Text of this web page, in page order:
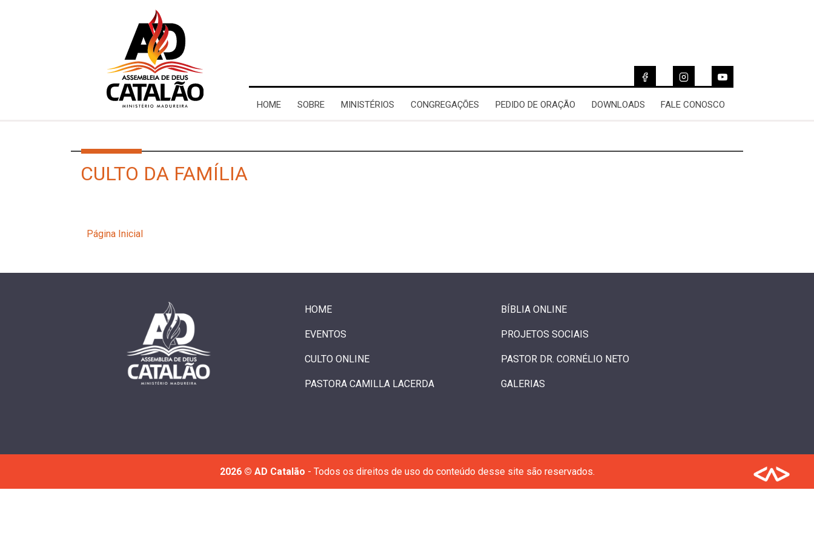
HOME SOBRE MINISTÉRIOS CONGREGAÇÕES PEDIDO DE ORAÇÃO DOWNLOADS FALE CONOSCO
CULTO DA FAMÍLIA
Página Inicial
HOME BÍBLIA ONLINE
EVENTOS PROJETOS SOCIAIS
CULTO ONLINE PASTOR DR. CORNÉLIO NETO
PASTORA CAMILLA LACERDA GALERIAS
2026 © AD Catalão - Todos os direitos de uso do conteúdo desse site são reservados.